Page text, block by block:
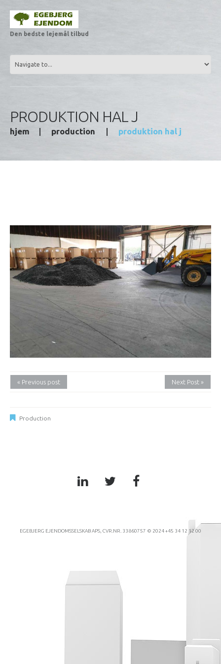
Den bedste lejemål tilbud
PRODUKTION HAL J
hjem production produktion hal j
« Previous post Next Post »
Production
EGEBJERG EJENDOMSSELSKAB APS, CVR.NR. 33860757 © 2024 +45 34 12 12 00